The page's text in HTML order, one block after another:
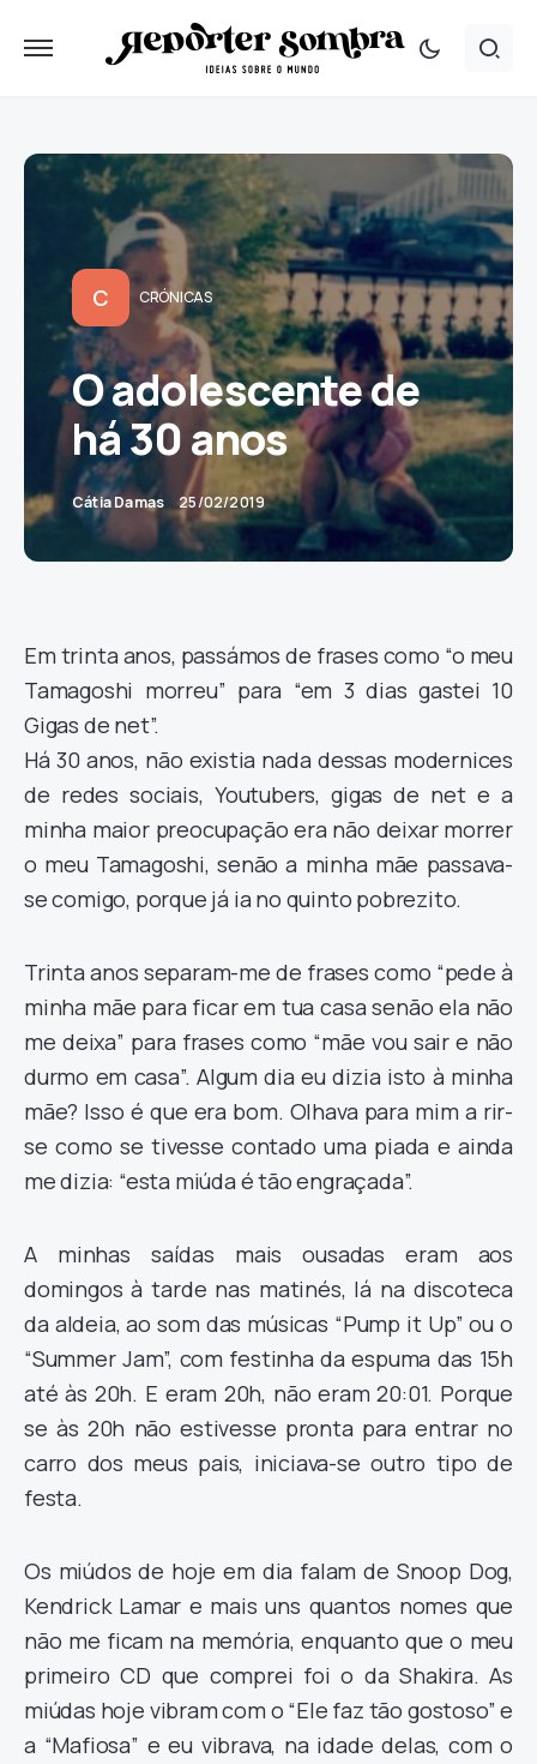
C CRÓNICAS
O adolescente de
há 30 anos
Cátia Damas 25/02/2019
Em trinta anos, passámos de frases como “o meu
Tamagoshi morreu” para “em 3 dias gastei 10
Gigas de net”.
Há 30 anos, não existia nada dessas modernices
de redes sociais, Youtubers, gigas de net e a
minha maior preocupação era não deixar morrer
o meu Tamagoshi, senão a minha mãe passava-
se comigo, porque já ia no quinto pobrezito.
Trinta anos separam-me de frases como “pede à
minha mãe para ficar em tua casa senão ela não
me deixa” para frases como “mãe vou sair e não
durmo em casa”. Algum dia eu dizia isto à minha
mãe? Isso é que era bom. Olhava para mim a rir-
se como se tivesse contado uma piada e ainda
me dizia: “esta miúda é tão engraçada”.
A minhas saídas mais ousadas eram aos
domingos à tarde nas matinés, lá na discoteca
da aldeia, ao som das músicas “Pump it Up” ou o
“Summer Jam”, com festinha da espuma das 15h
até às 20h. E eram 20h, não eram 20:01. Porque
se às 20h não estivesse pronta para entrar no
carro dos meus pais, iniciava-se outro tipo de
festa.
Os miúdos de hoje em dia falam de Snoop Dog,
Kendrick Lamar e mais uns quantos nomes que
não me ficam na memória, enquanto que o meu
primeiro CD que comprei foi o da Shakira. As
miúdas hoje vibram com o “Ele faz tão gostoso” e
a “Mafiosa” e eu vibrava, na idade delas, com o